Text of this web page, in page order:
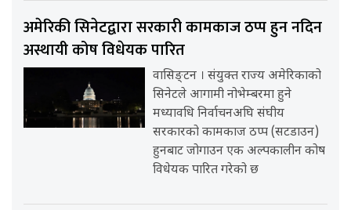
अमेरिकी सिनेटद्वारा सरकारी कामकाज ठप्प हुन नदिन
अस्थायी कोष विधेयक पारित
वासिङ्टन । संयुक्त राज्य अमेरिकाको
सिनेटले आगामी नोभेम्बरमा हुने
मध्यावधि निर्वाचनअघि संघीय
सरकारको कामकाज ठप्प (सटडाउन)
हुनबाट जोगाउन एक अल्पकालीन कोष
विधेयक पारित गरेको छ